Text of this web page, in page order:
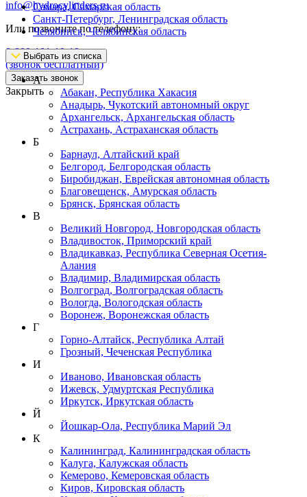
info@hydrocylinders.ru
Или позвоните по телефону:
8-800-101-19-19
(звонок бесплатный)
Заказать звонок
Закрыть
Самара, Самарская область
Санкт-Петербург, Ленинградская область
Челябинск, Челябинская область
Выбрать из списка
А
Абакан, Республика Хакасия
Анадырь, Чукотский автономный округ
Архангельск, Архангельская область
Астрахань, Астраханская область
Б
Барнаул, Алтайский край
Белгород, Белгородская область
Биробиджан, Еврейская автономная область
Благовещенск, Амурская область
Брянск, Брянская область
В
Великий Новгород, Новгородская область
Владивосток, Приморский край
Владикавказ, Республика Северная Осетия-
Алания
Владимир, Владимирская область
Волгоград, Волгоградская область
Вологда, Вологодская область
Воронеж, Воронежская область
Г
Горно-Алтайск, Республика Алтай
Грозный, Чеченская Республика
И
Иваново, Ивановская область
Ижевск, Удмуртская Республика
Иркутск, Иркутская область
Й
Йошкар-Ола, Республика Марий Эл
К
Калининград, Калининградская область
Калуга, Калужская область
Кемерово, Кемеровская область
Киров, Кировская область